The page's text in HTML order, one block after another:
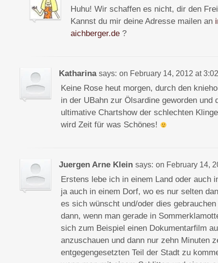
Huhu! Wir schaffen es nicht, dir den
Kannst du mir deine Adresse mailen an
aichberger.de ?
Katharina says: on February 14, 2012 at
Keine Rose heut morgen, durch den
in der UBahn zur Ölsardine geworden und
ultimative Chartshow der schlechten
wird Zeit für was Schönes!
Juergen Arne Klein says: on February 14,
Erstens lebe ich in einem Land oder auch
ja auch in einem Dorf, wo es nur selten
es sich wünscht und/oder dies
dann, wenn man gerade in
sich zum Beispiel einen Dokumentarfilm
anzuschauen und dann nur zehn Minuten
entgegengesetzten Teil der Stadt zu